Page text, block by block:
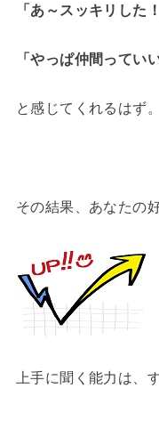
「あ～スッキリした！
「やっぱ仲間ってい
と感じてくれるはず。
その結果、あなたの
上手に聞く能力は、